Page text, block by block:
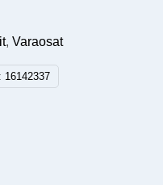
,Varaosat
16142337